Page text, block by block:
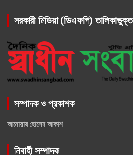
সরকারী মিডিয়া (ডিএফপি) তালিকাভুক্ত
সম্পাদক ও প্রকাশক
আনোয়ার হোসেন আকাশ
নিবার্হী সম্পাদক